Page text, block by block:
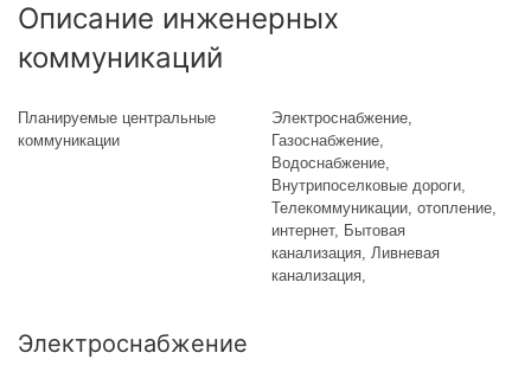
Описание инженерных
коммуникаций
Планируемые центральные
коммуникации
Электроснабжение,
Газоснабжение,
Водоснабжение,
Внутрипоселковые дороги,
Телекоммуникации, отопление,
интернет, Бытовая
канализация, Ливневая
канализация,
Электроснабжение